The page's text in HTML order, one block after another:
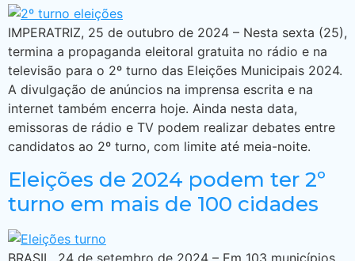
IMPERATRIZ, 25 de outubro de 2024 – Nesta sexta (25),
termina a propaganda eleitoral gratuita no rádio e na
televisão para o 2º turno das Eleições Municipais 2024.
A divulgação de anúncios na imprensa escrita e na
internet também encerra hoje. Ainda nesta data,
emissoras de rádio e TV podem realizar debates entre
candidatos ao 2º turno, com limite até meia-noite.
Eleições de 2024 podem ter 2º
turno em mais de 100 cidades
BRASIL, 24 de setembro de 2024 – Em 103 municípios